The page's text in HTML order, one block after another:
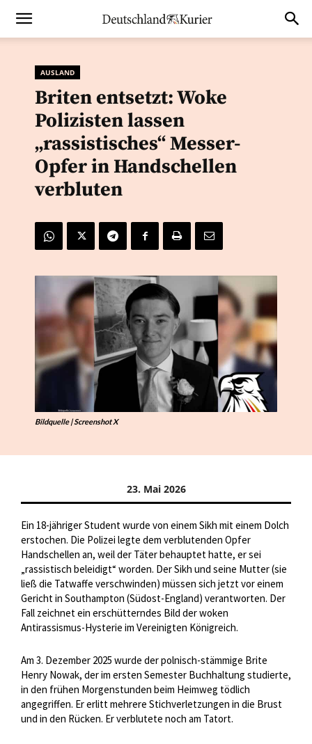
AUSLAND
Briten entsetzt: Woke
Polizisten lassen
„rassistisches“ Messer-
Opfer in Handschellen
verbluten
Bildquelle | Screenshot X
23. Mai 2026
Ein 18-jähriger Student wurde von einem Sikh mit einem Dolch
erstochen. Die Polizei legte dem verblutenden Opfer
Handschellen an, weil der Täter behauptet hatte, er sei
„rassistisch beleidigt“ worden. Der Sikh und seine Mutter (sie
ließ die Tatwaffe verschwinden) müssen sich jetzt vor einem
Gericht in Southampton (Südost-England) verantworten. Der
Fall zeichnet ein erschütterndes Bild der woken
Antirassismus-Hysterie im Vereinigten Königreich.
Am 3. Dezember 2025 wurde der polnisch-stämmige Brite
Henry Nowak, der im ersten Semester Buchhaltung studierte,
in den frühen Morgenstunden beim Heimweg tödlich
angegriffen. Er erlitt mehrere Stichverletzungen in die Brust
und in den Rücken. Er verblutete noch am Tatort.